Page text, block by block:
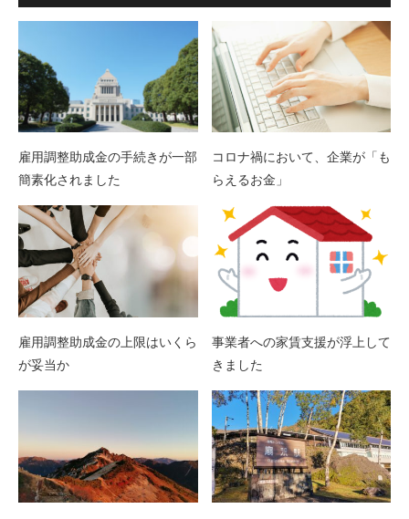
雇用調整助成金の手続きが一部
簡素化されました
コロナ禍において、企業が「も
らえるお金」
雇用調整助成金の上限はいくら
が妥当か
事業者への家賃支援が浮上して
きました